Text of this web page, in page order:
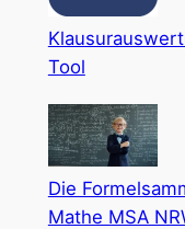
Tool
Die
Mathe MSA